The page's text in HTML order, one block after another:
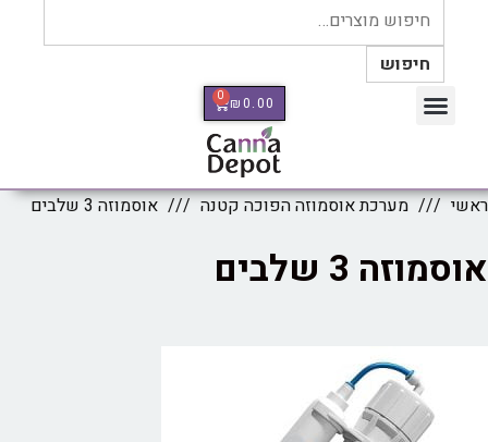
חיפוש
₪0.00
0
ראשי מערכת אוסמוזה הפוכה קטנה אוסמוזה 3 שלבים
אוסמוזה 3 שלבים